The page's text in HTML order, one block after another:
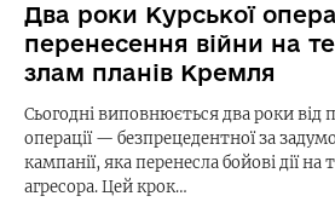
Два роки Курської
перенесення війни на
злам планів Кремля
Сьогодні виповнюється два роки від
операції — безпрецедентної за
кампанії, яка перенесла бойові дії
агресора. Цей крок…